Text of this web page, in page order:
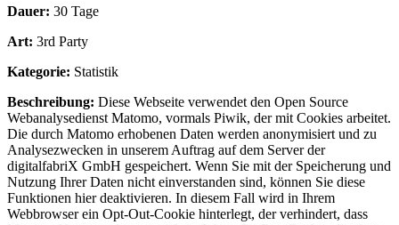
Dauer: 30 Tage
Art: 3rd Party
Kategorie: Statistik
Beschreibung: Diese Webseite verwendet den Open Source
Webanalysedienst Matomo, vormals Piwik, der mit Cookies arbeitet.
Die durch Matomo erhobenen Daten werden anonymisiert und zu
Analysezwecken in unserem Auftrag auf dem Server der
digitalfabriX GmbH gespeichert. Wenn Sie mit der Speicherung und
Nutzung Ihrer Daten nicht einverstanden sind, können Sie diese
Funktionen hier deaktivieren. In diesem Fall wird in Ihrem
Webbrowser ein Opt-Out-Cookie hinterlegt, der verhindert, dass